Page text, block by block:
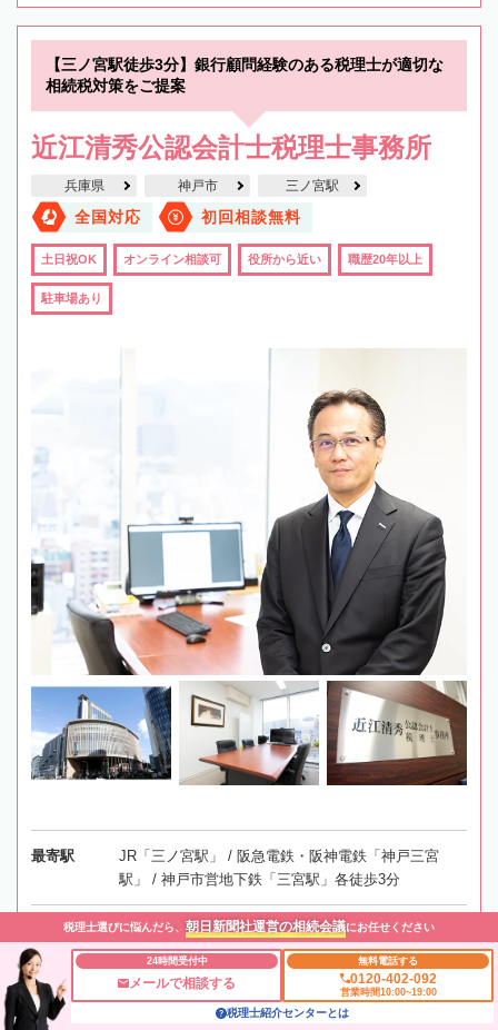
【三ノ宮駅徒歩3分】銀行顧問経験のある税理士が適切な
相続税対策をご提案
近江清秀公認会計士税理士事務所
兵庫県 神戸市 三ノ宮駅
全国対応 初回相談無料
土日祝OK オンライン相談可 役所から近い 職歴20年以上
駐車場あり
最寄駅
JR「三ノ宮駅」 / 阪急電鉄・阪神電鉄「神戸三宮
駅」 / 神戸市営地下鉄「三宮駅」各徒歩3分
所在地
〒651-0087 兵庫県神戸市中央区御幸通8-1-6 神戸国際
会館17階
地図
対応エリア 兵庫、全国オンライン相談可
税理士選びに悩んだら、 朝日新聞社運営の相続会議にお任せください
24時間受付中
メールで相談する
無料電話する
0120-402-092
営業時間10:00~19:00
税理士紹介センターとは